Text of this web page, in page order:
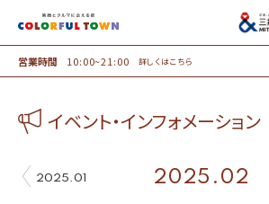
営業時間 10:00~21:00 詳しくはこちら
イベント・インフォメーション
2025.01 2025.02